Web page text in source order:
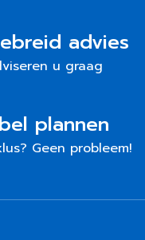
advies
u graag
plannen
Geen probleem!